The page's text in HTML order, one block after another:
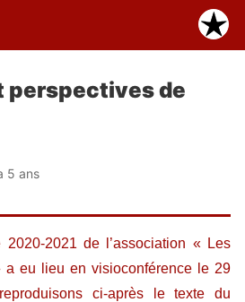
perspectives de
5 ans
2020-2021 de l’association « Les
a eu lieu en visioconférence le 29
ci-après le texte du